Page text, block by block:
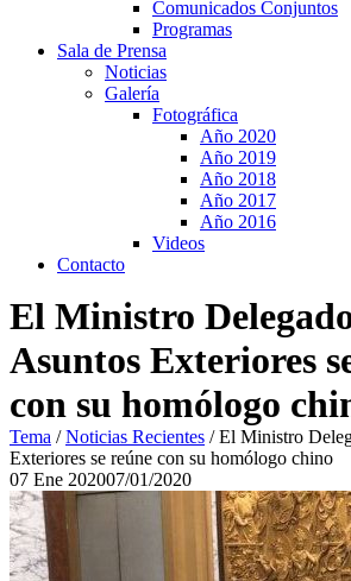
Comunicados Conjuntos
Programas
Sala de Prensa
Noticias
Galería
Fotográfica
Año 2020
Año 2019
Año 2018
Año 2017
Año 2016
Videos
Contacto
El Ministro
Asuntos Exteriores
con su homólogo
Tema /Noticias Recientes /El Ministro
Exteriores se reúne con su homólogo chino
07 Ene 202007/01/2020